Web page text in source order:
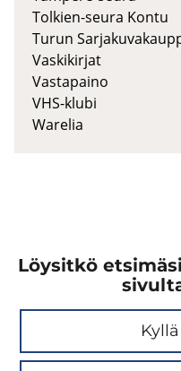
Tolkien-seura Kontu
Turun
Vaskikirjat
Vastapaino
VHS-klubi
Warelia
Löysitkö
Kyllä